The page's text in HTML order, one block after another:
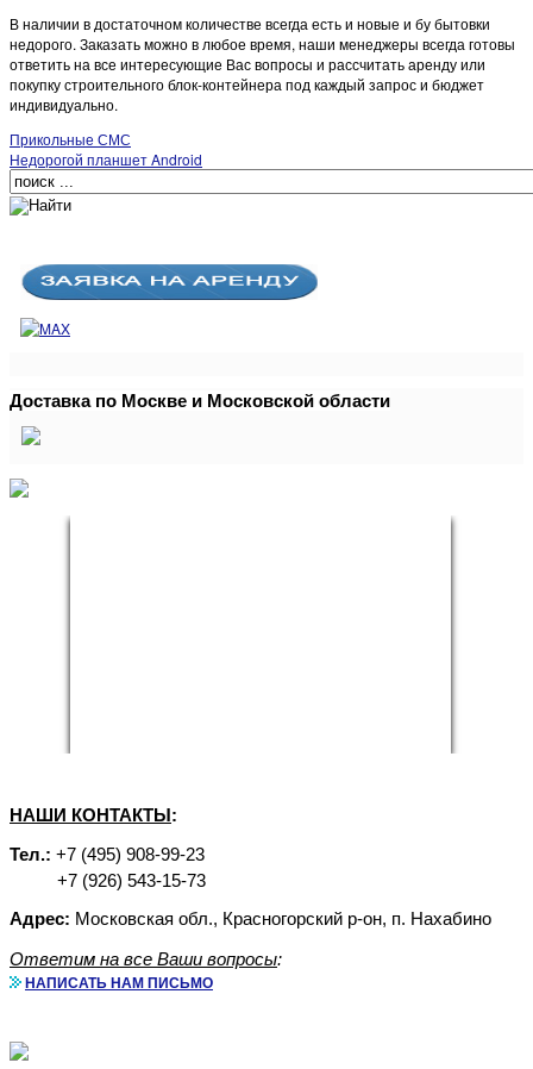
В наличии в достаточном количестве всегда есть и новые и бу бытовки
недорого. Заказать можно в любое время, наши менеджеры всегда готовы
ответить на все интересующие Вас вопросы и рассчитать аренду или
покупку строительного блок-контейнера под каждый запрос и бюджет
индивидуально.
Прикольные СМС
Недорогой планшет Android
Доставка по Москве и Московской области
НАШИ КОНТАКТЫ:
Тел.: +7 (495) 908-99-23
+7 (926) 543-15-73
Адрес: Московская обл., Красногорский р-он, п. Нахабино
Ответим на все Ваши вопросы:
НАПИСАТЬ НАМ ПИСЬМО